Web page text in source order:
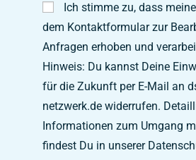
Ich stimme zu, dass
dem Kontaktformular zur
Anfragen erhoben und
Hinweis: Du kannst Deine
für die Zukunft per E-Mail an
netzwerk.de widerrufen.
Informationen zum Umgang
findest Du in unserer